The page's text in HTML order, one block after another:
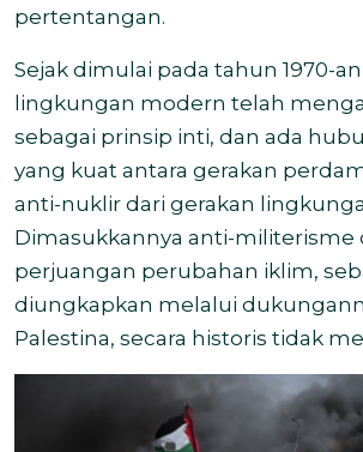
pertentangan.
Sejak dimulai pada tahun 1970-
lingkungan modern telah
sebagai prinsip inti, dan ada
yang kuat antara gerakan
anti-nuklir dari gerakan
Dimasukkannya anti-militerisme
perjuangan perubahan iklim,
diungkapkan melalui
Palestina, secara historis tidak